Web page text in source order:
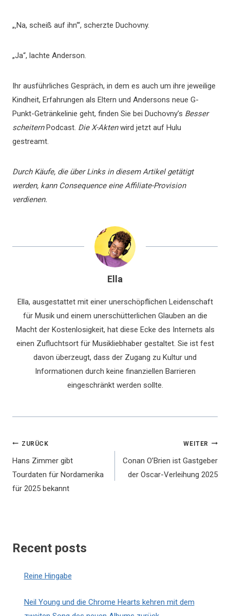
„‚Na, scheiß auf ihn‘“, scherzte Duchovny.
„Ja“, lachte Anderson.
Ihr ausführliches Gespräch, in dem es auch um ihre jeweilige
Kindheit, Erfahrungen als Eltern und Andersons neue G-
Punkt-Getränkelinie geht, finden Sie bei Duchovny’s Besser
scheiternPodcast. Die X-Aktenwird jetzt auf Hulu
gestreamt.
Durch Käufe, die über Links in diesem Artikel getätigt
werden, kann Consequence eine Affiliate-Provision
verdienen.
Ella
Ella, ausgestattet mit einer unerschöpflichen Leidenschaft
für Musik und einem unerschütterlichen Glauben an die
Macht der Kostenlosigkeit, hat diese Ecke des Internets als
einen Zufluchtsort für Musikliebhaber gestaltet. Sie ist fest
davon überzeugt, dass der Zugang zu Kultur und
Informationen durch keine finanziellen Barrieren
eingeschränkt werden sollte.
Beitragsnavigation
ZURÜCK
Hans Zimmer gibt
Tourdaten für Nordamerika
für 2025 bekannt
WEITER
Conan O’Brien ist Gastgeber
der Oscar-Verleihung 2025
Recent posts
Reine Hingabe
Neil Young und die Chrome Hearts kehren mit dem